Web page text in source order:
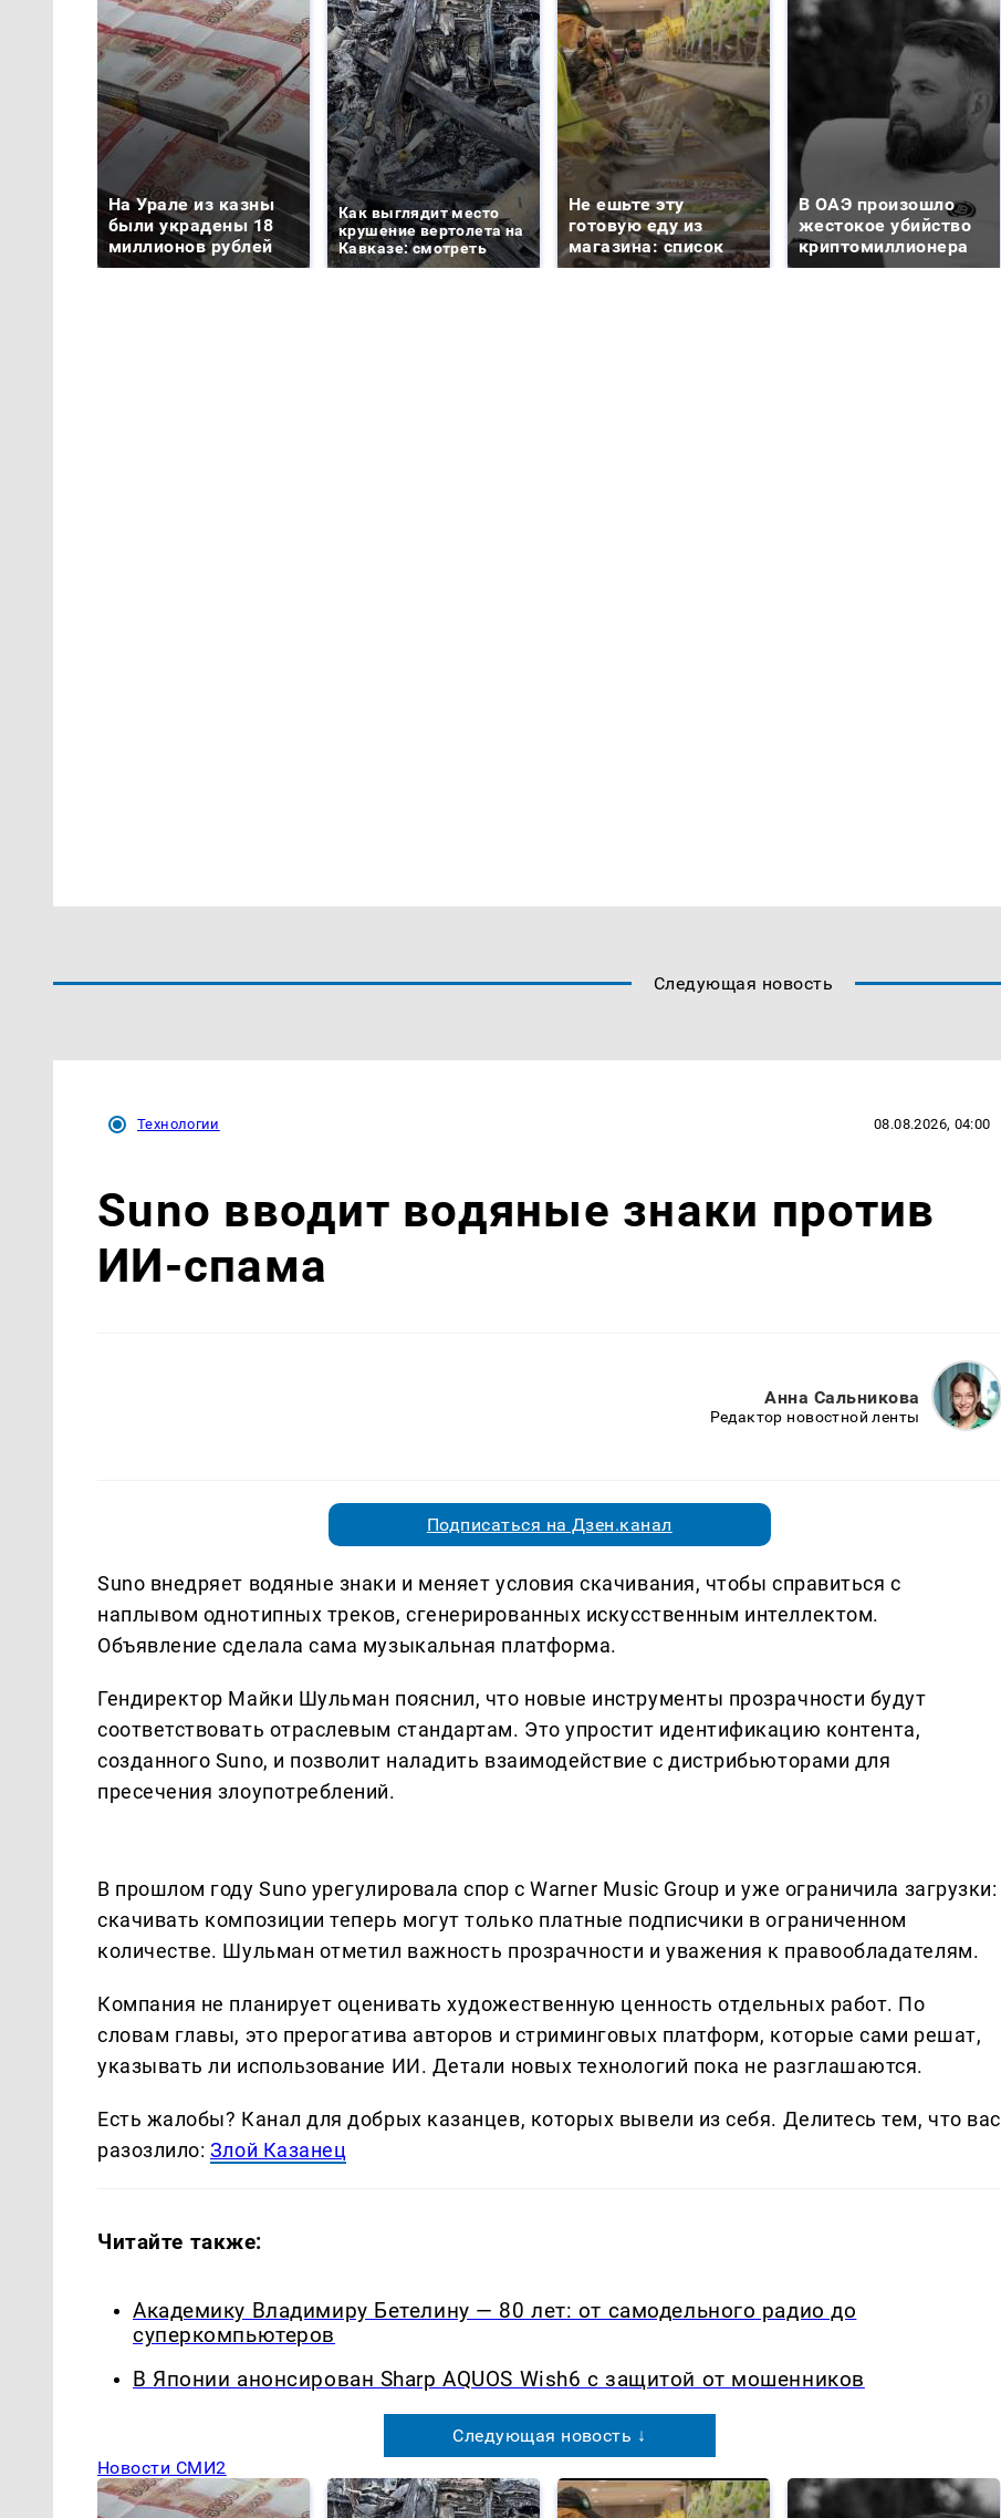
На Урале из казны
были украдены 18
миллионов рублей
Как выглядит место
крушение вертолета на
Кавказе: смотреть
Не ешьте эту
готовую еду из
магазина: список
В ОАЭ произошло
жестокое убийство
криптомиллионера
Следующая новость
Технологии 08.08.2026, 04:00
Suno вводит водяные знаки против
ИИ-спама
Анна Сальникова
Редактор новостной ленты
Подписаться на Дзен.канал
Suno внедряет водяные знаки и меняет условия скачивания, чтобы справиться с
наплывом однотипных треков, сгенерированных искусственным интеллектом.
Объявление сделала сама музыкальная платформа.
Гендиректор Майки Шульман пояснил, что новые инструменты прозрачности будут
соответствовать отраслевым стандартам. Это упростит идентификацию контента,
созданного Suno, и позволит наладить взаимодействие с дистрибьюторами для
пресечения злоупотреблений.
В прошлом году Suno урегулировала спор с Warner Music Group и уже ограничила загрузки:
скачивать композиции теперь могут только платные подписчики в ограниченном
количестве. Шульман отметил важность прозрачности и уважения к правообладателям.
Компания не планирует оценивать художественную ценность отдельных работ. По
словам главы, это прерогатива авторов и стриминговых платформ, которые сами решат,
указывать ли использование ИИ. Детали новых технологий пока не разглашаются.
Есть жалобы? Канал для добрых казанцев, которых вывели из себя. Делитеcь тем, что вас
разозлило: Злой Казанец
Читайте также:
Академику Владимиру Бетелину — 80 лет: от самодельного радио до
суперкомпьютеров
В Японии анонсирован Sharp AQUOS Wish6 с защитой от мошенников
Следующая новость ↓
Новости СМИ2